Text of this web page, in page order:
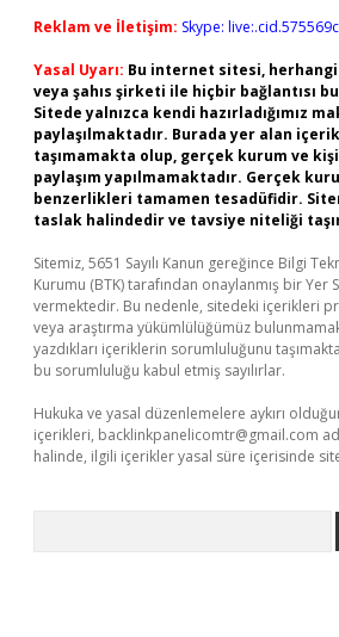
Reklam ve İletişim: Skype:
Yasal Uyarı: Bu internet sitesi,
veya şahıs şirketi ile hiçbir bağlantısı
Sitede yalnızca kendi hazırladığımız
paylaşılmaktadır. Burada yer alan
taşımamakta olup, gerçek kurum ve
paylaşım yapılmamaktadır. Gerçek
benzerlikleri tamamen tesadüfidir.
taslak halindedir ve tavsiye niteliği
Sitemiz, 5651 Sayılı Kanun gereğince Bilgi
Kurumu (BTK) tarafından onaylanmış bir Yer
vermektedir. Bu nedenle, sitedeki içerikleri
veya araştırma yükümlülüğümüz
yazdıkları içeriklerin sorumluluğunu
bu sorumluluğu kabul etmiş sayılırlar.
Hukuka ve yasal düzenlemelere aykırı
içerikleri, backlinkpanelicomtr@gmail.com
halinde, ilgili içerikler yasal süre içerisinde